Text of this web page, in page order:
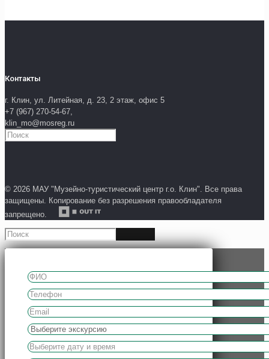
Контакты
г. Клин, ул. Литейная, д. 23, 2 этаж, офис 5
+7 (967) 270-54-67,
klin_mo@mosreg.ru
© 2026 МАУ "Музейно-туристический центр г.о. Клин". Все права
защищены. Копирование без разрешения правообладателя
запрещено.